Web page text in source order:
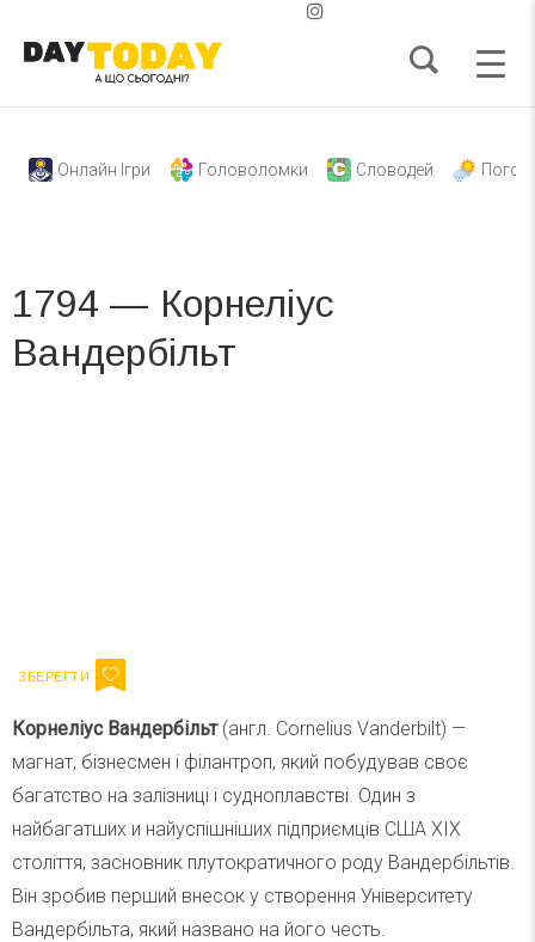
Онлайн Ігри Головоломки Словодей
1794 — Корнеліус
Вандербільт
Корнеліус Вандербільт(англ. Cornelius Vanderbilt) —
магнат, бізнесмен і філантроп, який побудував своє
багатство на залізниці і судноплавстві. Один з
найбагатших и найуспішніших підприємців США XIX
століття, засновник плутократичного роду Вандербільтів.
Він зробив перший внесок у створення Університету
Вандербільта, який названо на його честь.